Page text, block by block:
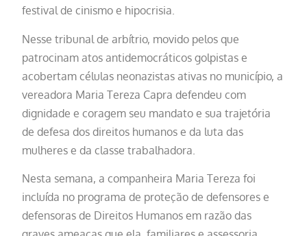
festival de cinismo e hipocrisia.
Nesse tribunal de arbítrio, movido pelos que
patrocinam atos antidemocráticos golpistas e
acobertam células neonazistas ativas no município, a
vereadora Maria Tereza Capra defendeu com
dignidade e coragem seu mandato e sua trajetória
de defesa dos direitos humanos e da luta das
mulheres e da classe trabalhadora.
Nesta semana, a companheira Maria Tereza foi
incluída no programa de proteção de defensores e
defensoras de Direitos Humanos em razão das